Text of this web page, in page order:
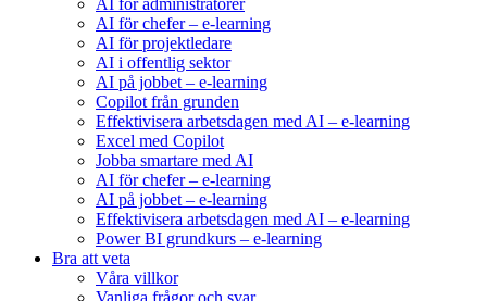
AI för administratörer
AI för chefer – e-learning
AI för projektledare
AI i offentlig sektor
AI på jobbet – e-learning
Copilot från grunden
Effektivisera arbetsdagen med AI – e-learning
Excel med Copilot
Jobba smartare med AI
AI för chefer – e-learning
AI på jobbet – e-learning
Effektivisera arbetsdagen med AI – e-learning
Power BI grundkurs – e-learning
Bra att veta
Våra villkor
Vanliga frågor och svar